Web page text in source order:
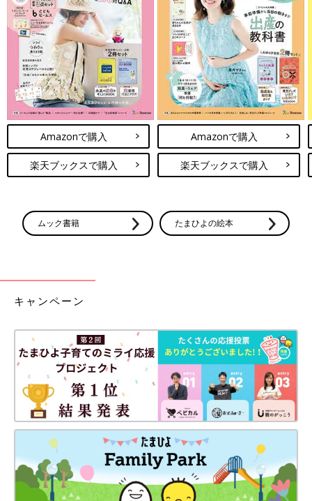
Amazonで購入
楽天ブックスで購入
Amazonで購入
楽天ブックスで購入
ムック書籍 たまひよの絵本
キャンペーン